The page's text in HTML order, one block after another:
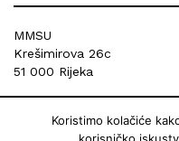
MMSU
Krešimirova 26c
51 000 Rijeka
Koristimo kolačiće